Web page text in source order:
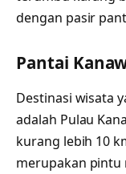
dengan pasir
Pantai
Destinasi wisata
adalah Pulau
kurang lebih 10
merupakan pintu